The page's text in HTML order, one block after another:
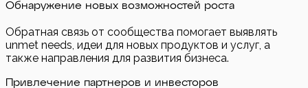
Обнаружение новых возможностей роста
Обратная связь от сообщества помогает выявлять
unmet needs, идеи для новых продуктов и услуг, а
также направления для развития бизнеса.
Привлечение партнеров и инвесторов